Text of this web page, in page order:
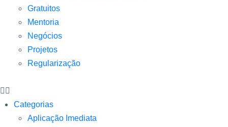
Gratuitos
Mentoria
Negócios
Projetos
Regularização
Categorias
Aplicação Imediata